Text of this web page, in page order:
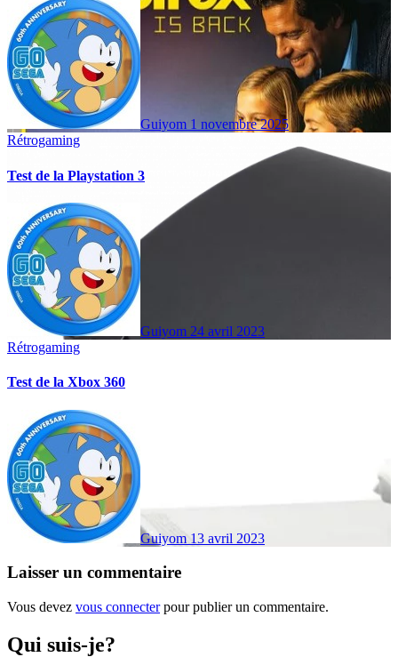
Guiyom 1 novembre 2025
Rétrogaming
Test de la Playstation 3
Guiyom 24 avril 2023
Rétrogaming
Test de la Xbox 360
Guiyom 13 avril 2023
Laisser un commentaire
Vous devez vous connecterpour publier un commentaire.
Qui suis-je?